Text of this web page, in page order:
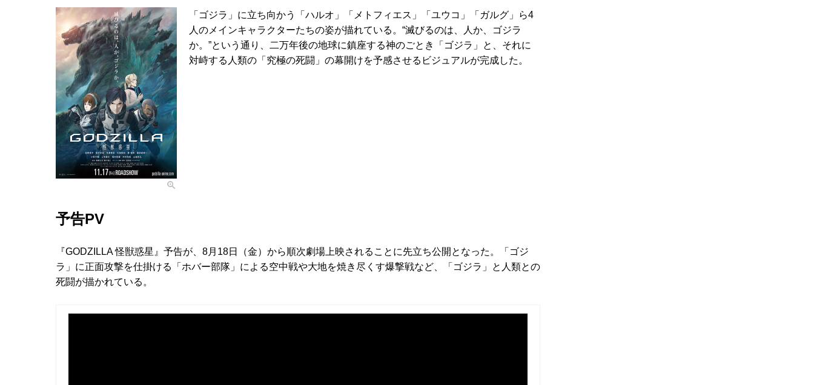
「ゴジラ」に立ち向かう「ハルオ」「メトフィエス」「ユウコ」「ガルグ」ら4
人のメインキャラクターたちの姿が描れている。“滅びるのは、人か、ゴジラ
か。”という通り、二万年後の地球に鎮座する神のごとき「ゴジラ」と、それに
対峙する人類の「究極の死闘」の幕開けを予感させるビジュアルが完成した。
予告PV
『GODZILLA 怪獣惑星』予告が、8月18日（金）から順次劇場上映されることに先立ち公開となった。「ゴジ
ラ」に正面攻撃を仕掛ける「ホバー部隊」による空中戦や大地を焼き尽くす爆撃戦など、「ゴジラ」と人類との
死闘が描かれている。